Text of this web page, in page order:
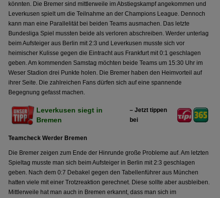
könnten. Die Bremer sind mittlerweile im Abstiegskampf angekommen und
Leverkusen spielt um die Teilnahme an der Champions League. Dennoch
kann man eine Parallelität bei beiden Teams ausmachen. Das letzte
Bundesliga Spiel mussten beide als verloren abschreiben. Werder unterlag
beim Aufsteiger aus Berlin mit 2:3 und Leverkusen musste sich vor
heimischer Kulisse gegen die Eintracht aus Frankfurt mit 0:1 geschlagen
geben. Am kommenden Samstag möchten beide Teams um 15:30 Uhr im
Weser Stadion drei Punkte holen. Die Bremer haben den Heimvorteil auf
ihrer Seite. Die zahlreichen Fans dürfen sich auf eine spannende
Begegnung gefasst machen.
Leverkusen siegt in
Bremen
– Jetzt tippen
bei
Teamcheck Werder Bremen
Die Bremer zeigen zum Ende der Hinrunde große Probleme auf. Am letzten
Spieltag musste man sich beim Aufsteiger in Berlin mit 2:3 geschlagen
geben. Nach dem 0:7 Debakel gegen den Tabellenführer aus München
hatten viele mit einer Trotzreaktion gerechnet. Diese sollte aber ausbleiben.
Mittlerweile hat man auch in Bremen erkannt, dass man sich im